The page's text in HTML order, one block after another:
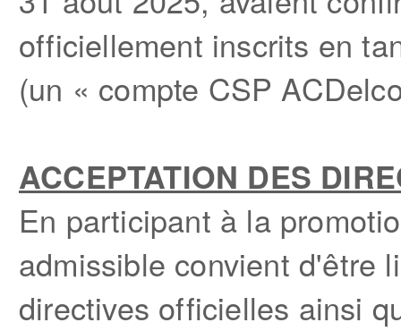
officiellement inscrits en
(un « compte CSP
ACCEPTATION DES
En participant à la
admissible convient d'être
directives officielles ainsi